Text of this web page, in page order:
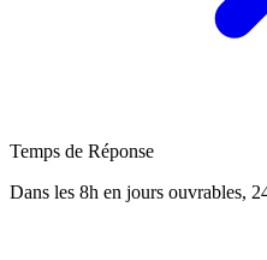
Temps de Réponse
Dans les 8h en jours ouvrables,